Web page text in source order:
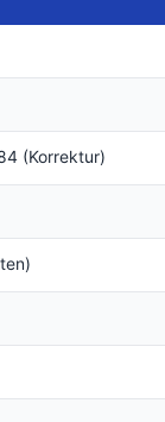
(Korrektur)